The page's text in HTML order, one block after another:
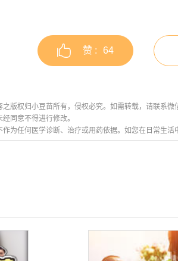
赞 : 64
之版权归小豆苗所有，侵权必究。如需转载，请联系
同意不得进行修改。
为任何医学诊断、治疗或用药依据。如您在日常生